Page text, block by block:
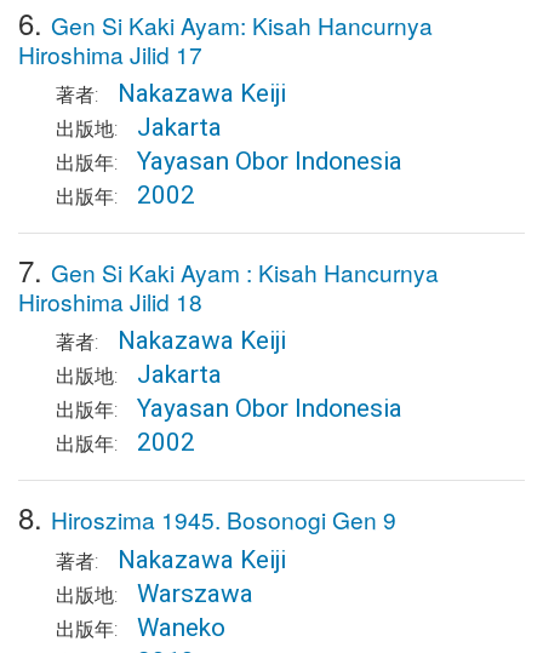
6. Gen Si Kaki Ayam: Kisah Hancurnya
Hiroshima Jilid 17
著者: Nakazawa Keiji
出版地: Jakarta
出版年: Yayasan Obor Indonesia
出版年: 2002
7. Gen Si Kaki Ayam : Kisah Hancurnya
Hiroshima Jilid 18
著者: Nakazawa Keiji
出版地: Jakarta
出版年: Yayasan Obor Indonesia
出版年: 2002
8. Hiroszima 1945. Bosonogi Gen 9
著者: Nakazawa Keiji
出版地: Warszawa
出版年: Waneko